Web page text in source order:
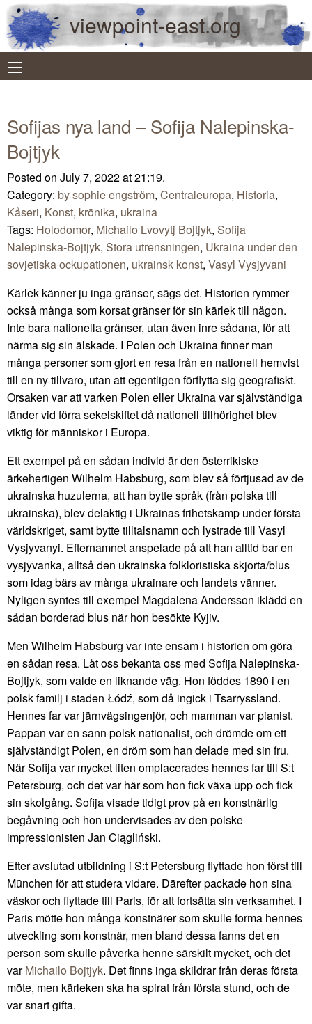
viewpoint-east.org
Sofijas nya land – Sofija Nalepinska-
Bojtjyk
Posted on July 7, 2022 at 21:19.
Category: by sophie engström, Centraleuropa, Historia,
Kåseri, Konst, krönika, ukraina
Tags: Holodomor, Michailo Lvovytj Bojtjyk, Sofija
Nalepinska-Bojtjyk, Stora utrensningen, Ukraina under den
sovjetiska ockupationen, ukrainsk konst, Vasyl Vysjyvani
Kärlek känner ju inga gränser, sägs det. Historien rymmer
också många som korsat gränser för sin kärlek till någon.
Inte bara nationella gränser, utan även inre sådana, för att
närma sig sin älskade. I Polen och Ukraina finner man
många personer som gjort en resa från en nationell hemvist
till en ny tillvaro, utan att egentligen förflytta sig geografiskt.
Orsaken var att varken Polen eller Ukraina var självständiga
länder vid förra sekelskiftet då nationell tillhörighet blev
viktig för människor i Europa.
Ett exempel på en sådan individ är den österrikiske
ärkehertigen Wilhelm Habsburg, som blev så förtjusad av de
ukrainska huzulerna, att han bytte språk (från polska till
ukrainska), blev delaktig i Ukrainas frihetskamp under första
världskriget, samt bytte tilltalsnamn och lystrade till Vasyl
Vysjyvanyi. Efternamnet anspelade på att han alltid bar en
vysjyvanka, alltså den ukrainska folkloristiska skjorta/blus
som idag bärs av många ukrainare och landets vänner.
Nyligen syntes till exempel Magdalena Andersson iklädd en
sådan borderad blus när hon besökte Kyjiv.
Men Wilhelm Habsburg var inte ensam i historien om göra
en sådan resa. Låt oss bekanta oss med Sofija Nalepinska-
Bojtjyk, som valde en liknande väg. Hon föddes 1890 i en
polsk familj i staden Łódź, som då ingick i Tsarryssland.
Hennes far var järnvägsingenjör, och mamman var pianist.
Pappan var en sann polsk nationalist, och drömde om ett
självständigt Polen, en dröm som han delade med sin fru.
När Sofija var mycket liten omplacerades hennes far till S:t
Petersburg, och det var här som hon fick växa upp och fick
sin skolgång. Sofija visade tidigt prov på en konstnärlig
begåvning och hon undervisades av den polske
impressionisten Jan Ciągliński.
Efter avslutad utbildning i S:t Petersburg flyttade hon först till
München för att studera vidare. Därefter packade hon sina
väskor och flyttade till Paris, för att fortsätta sin verksamhet. I
Paris mötte hon många konstnärer som skulle forma hennes
utveckling som konstnär, men bland dessa fanns det en
person som skulle påverka henne särskilt mycket, och det
varMichailo Bojtjyk. Det finns inga skildrar från deras första
möte, men kärleken ska ha spirat från första stund, och de
var snart gifta.